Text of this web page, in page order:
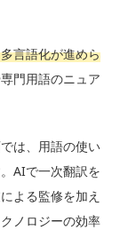
言語化が進めら
門用語のニュア
は、用語の使い
AIで一次翻訳を
よる監修を加え
ノロジーの効率